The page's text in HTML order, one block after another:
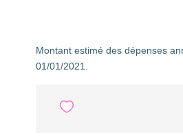
Montant estimé des dépenses
01/01/2021.